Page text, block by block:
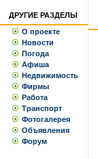
ДРУГИЕ РАЗДЕЛЫ
О проекте
Новости
Погода
Афиша
Недвижимость
Фирмы
Работа
Транспорт
Фотогалерея
Объявления
Форум